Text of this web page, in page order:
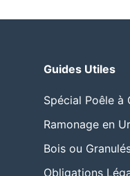
Guides Utiles
Spécial Poêle à
Ramonage en
Bois ou
Obligations